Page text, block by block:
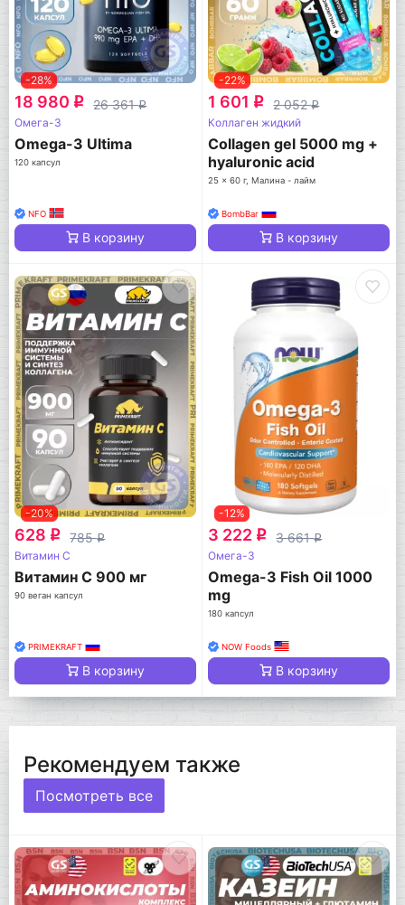
-28%
18 980 q 26 361q
Омега-3
Omega-3 Ultima
120 капсул
NFO
В корзину
-22%
1 601 q 2 052q
Коллаген жидкий
Collagen gel 5000 mg +
hyaluronic acid
25 x 60 г, Малина - лайм
BombBar
В корзину
-20%
628 q 785q
Витамин C
Витамин C 900 мг
90 веган капсул
PRIMEKRAFT
В корзину
-12%
3 222 q 3 661q
Омега-3
Omega-3 Fish Oil 1000
mg
180 капсул
NOW Foods
В корзину
Рекомендуем также
Посмотреть все